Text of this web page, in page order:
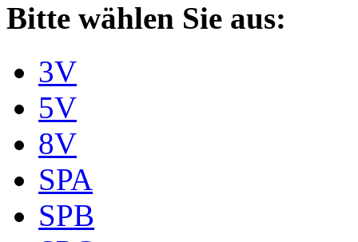
Bitte wählen Sie aus:
3V
5V
8V
SPA
SPB